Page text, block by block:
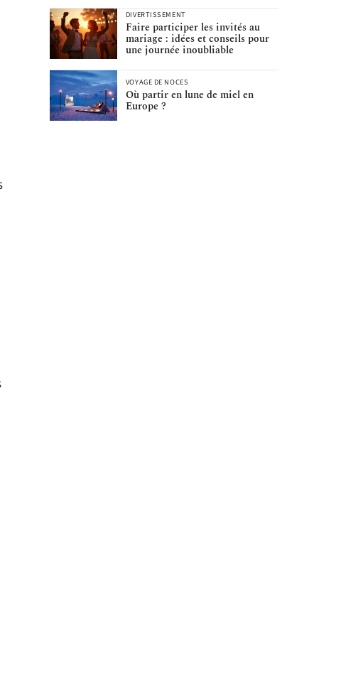
DIVERTISSEMENT
Faire participer les invités au
mariage : idées et conseils pour
une journée inoubliable
VOYAGE DE NOCES
Où partir en lune de miel en
Europe ?